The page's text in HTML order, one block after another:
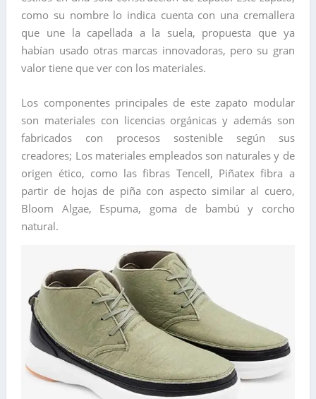
como su nombre lo indica cuenta con una cremallera
que une la capellada a la suela, propuesta que ya
habían usado otras marcas innovadoras, pero su gran
valor tiene que ver con los materiales.
Los componentes principales de este zapato modular
son materiales con licencias orgánicas y además son
fabricados con procesos sostenible según sus
creadores; Los materiales empleados son naturales y de
origen ético, como las fibras Tencell, Piñatex fibra a
partir de hojas de piña con aspecto similar al cuero,
Bloom Algae, Espuma, goma de bambú y corcho
natural.